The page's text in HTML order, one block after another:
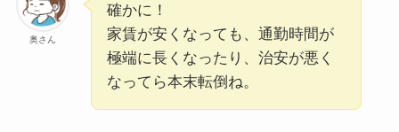
奥さん
確かに！
家賃が安くなっても、通勤時間が
極端に長くなったり、治安が悪く
なってら本末転倒ね。